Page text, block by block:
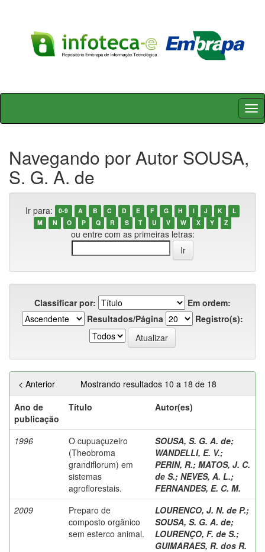
Skip
Navegando por Autor SOUSA,
S. G. A. de
Ir para: 0-9 A B C D E F G H I J K
L
M
N O P Q R S T U V W X Y Z
ou entre com as primeiras letras:
Classificar por:
Em ordem:
Resultados/Página
Registro(s):
Mostrando resultados 10 a 18 de 18
< Anterior
Ano de
publicação
Título Autor(es)
1996
O cupuaçuzeiro
(Theobroma
grandiflorum) em
sistemas
agroflorestais.
SOUSA, S. G. A. de;
WANDELLI, E. V.;
PERIN, R.; MATOS, J. C.
de S.; NEVES, A. L.;
FERNANDES, E. C. M.
2009
Preparo de
composto orgânico
sem esterco animal.
LOURENCO, J. N. de P.;
SOUSA, S. G. A. de;
LOURENÇO, F. de S.;
GUIMARAES, R. dos R.